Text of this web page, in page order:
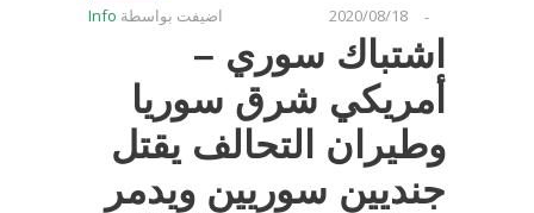
اضيفت بواسطة Info -
2020/08/18
اشتباك سوري –
أمريكي شرق سوريا
وطيران التحالف يقتل
جنديين سوريين ويدمر